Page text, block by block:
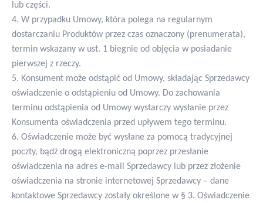
lub części.
4. W przypadku Umowy, która polega na regularnym
dostarczaniu Produktów przez czas oznaczony (prenumerata),
termin wskazany w ust. 1 biegnie od objęcia w posiadanie
pierwszej z rzeczy.
5. Konsument może odstąpić od Umowy, składając Sprzedawcy
oświadczenie o odstąpieniu od Umowy. Do zachowania
terminu odstąpienia od Umowy wystarczy wysłanie przez
Konsumenta oświadczenia przed upływem tego terminu.
6. Oświadczenie może być wysłane za pomocą tradycyjnej
poczty, bądź drogą elektroniczną poprzez przesłanie
oświadczenia na adres e-mail Sprzedawcy lub przez złożenie
oświadczenia na stronie internetowej Sprzedawcy – dane
kontaktowe Sprzedawcy zostały określone w § 3. Oświadczenie